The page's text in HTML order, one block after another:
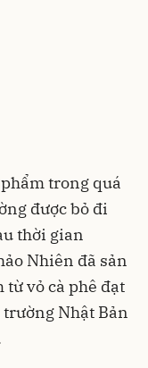
trong quá
được bỏ đi
thời gian
Nhiên đã sản
từ vỏ cà phê đạt
Nhật Bản